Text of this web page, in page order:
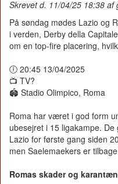
Skrevet d. 11/04/25 18:38 af
På søndag mødes Lazio og
i verden, Derby della
om en top-fire placering,
🕕 20:45 13/04/2025
📺 TV?
🏟️ Stadio Olimpico, Roma
Roma har været i god form
ubesejret i 15 ligakampe.
Lazio for første gang siden
men Saelemaekers er
Romas skader og